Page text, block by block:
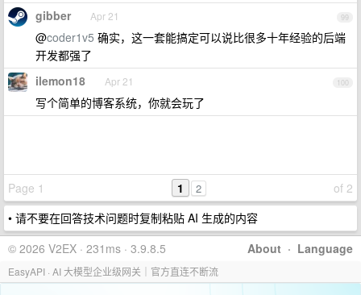
99
gibber Apr 21
@coder1v5 确实，这一套能搞定可以说比很多十年经验的后端
开发都强了
100
ilemon18 Apr 21
写个简单的博客系统，你就会玩了
Page 1 of 2
1 2
• 请不要在回答技术问题时复制粘贴 AI 生成的内容
About · Language
© 2026 V2EX · 231ms · 3.9.8.5
EasyAPI · AI 大模型企业级网关｜官方直连不断流